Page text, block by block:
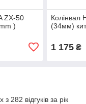
ZX-50
)
Колінвал
(34мм)
1 175₴
282 відгуків за рік